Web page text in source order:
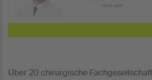
Über 20 chirurgische